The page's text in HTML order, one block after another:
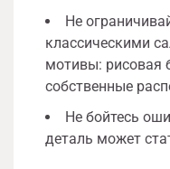
Не
классическими
мотивы: рисовая
собственные
Не бойтесь
деталь может